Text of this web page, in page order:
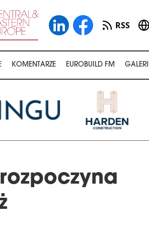
RSS
KOMENTARZE EUROBUILD FM